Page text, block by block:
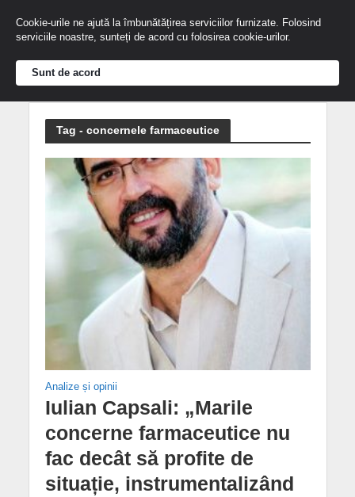
Tag - concernele farmaceutice
Analize și opinii
Iulian Capsali: „Marile
concerne farmaceutice nu
fac decât să profite de
situație, instrumentalizând
Cookie-urile ne ajută la îmbunătățirea serviciilor furnizate. Folosind
serviciile noastre, sunteți de acord cu folosirea cookie-urilor.
Sunt de acord